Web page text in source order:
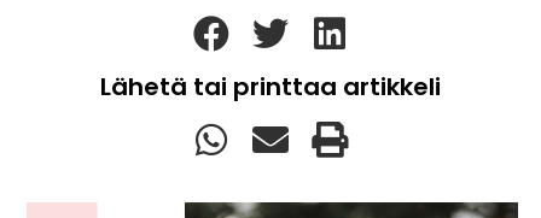
Lähetä tai printtaa artikkeli